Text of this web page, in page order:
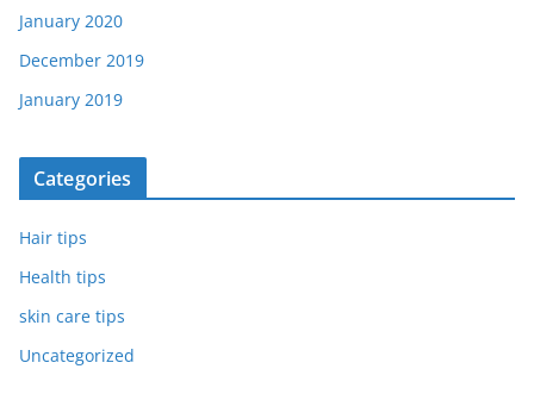
January 2020
December 2019
January 2019
Categories
Hair tips
Health tips
skin care tips
Uncategorized